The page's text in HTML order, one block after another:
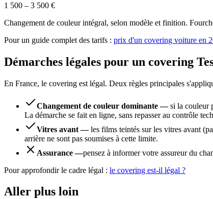
1 500 – 3 500 €
Changement de couleur intégral, selon modèle et finition.
Pour un guide complet des tarifs : prix d'un covering voiture en
Démarches légales pour un covering
En France, le covering est légal. Deux règles principales
Changement de couleur dominante — si la couleur
La démarche se fait en ligne, sans repasser au contrôle
Vitres avant —les films teintés sur les vitres avant
arrière ne sont pas soumises à cette limite.
Assurance —pensez à informer votre assureur du
Pour approfondir le cadre légal : le covering est-il légal ?
Aller plus loin